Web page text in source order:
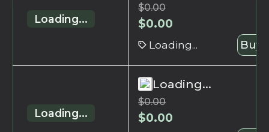
Loading...
$0.00
$0.00
Loading... Buy
Loading...
Loading...
$0.00
$0.00